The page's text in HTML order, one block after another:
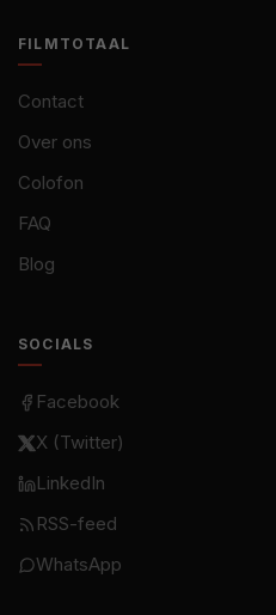
FILMTOTAAL
Contact
Over ons
Colofon
FAQ
Blog
SOCIALS
Facebook
X (Twitter)
LinkedIn
RSS-feed
WhatsApp